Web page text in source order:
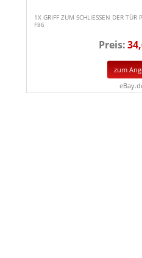
1X GRIFF ZUM SCHLIESSEN DER
F86
Preis:
zum